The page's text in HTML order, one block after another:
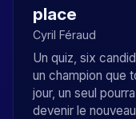
place
Cyril Féraud
Un quiz, six
un champion que
jour, un seul
devenir le